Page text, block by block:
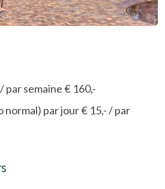
par semaine € 160,-
normal) par jour € 15,- / par